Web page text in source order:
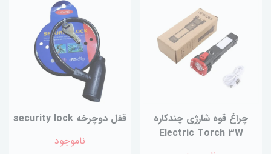
چراغ قوه شارژی چندکاره
Electric Torch 3W
قفل دوچرخه security lock
ناموجود